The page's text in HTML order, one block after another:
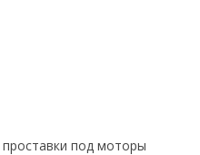
под моторы